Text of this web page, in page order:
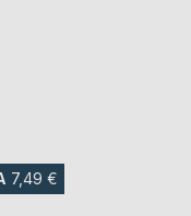
7,49 €